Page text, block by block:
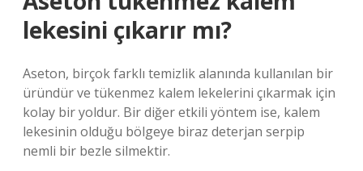
lekesini çıkarır mı?
Aseton, birçok farklı temizlik alanında kullanılan bir
üründür ve tükenmez kalem lekelerini çıkarmak için
kolay bir yoldur. Bir diğer etkili yöntem ise, kalem
lekesinin olduğu bölgeye biraz deterjan serpip
nemli bir bezle silmektir.